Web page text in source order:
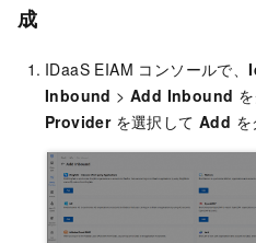
成
IDaaS EIAM コンソールで、
Inbound >Add Inbound
Providerを選択してAdd を